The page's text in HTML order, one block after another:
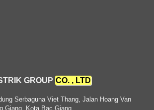
GROUP CO. , LTD
Serbaguna Viet Thang, Jalan Hoang Van
Giang, Kota Bac Giang.